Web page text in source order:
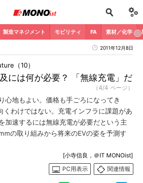
製造マネジメント モビリティ FA 素材／化学
2011年12月8日
には何が必要？ 「無線充電」だ
（10）
（4/4 ページ）
心地もよい。価格も手ごろになってき
くわけではない。充電インフラに課題があ
加速するには無線充電が必要だという主
の取り組みから将来のEVの姿を予測す
[小寺信良，＠IT MONOist]
PC用表示
関連情報